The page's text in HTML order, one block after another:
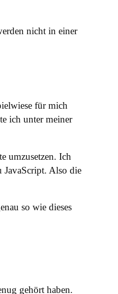
nicht in einer
für mich
ich unter meiner
umzusetzen. Ich
JavaScript. Also die
so wie dieses
gehört haben.